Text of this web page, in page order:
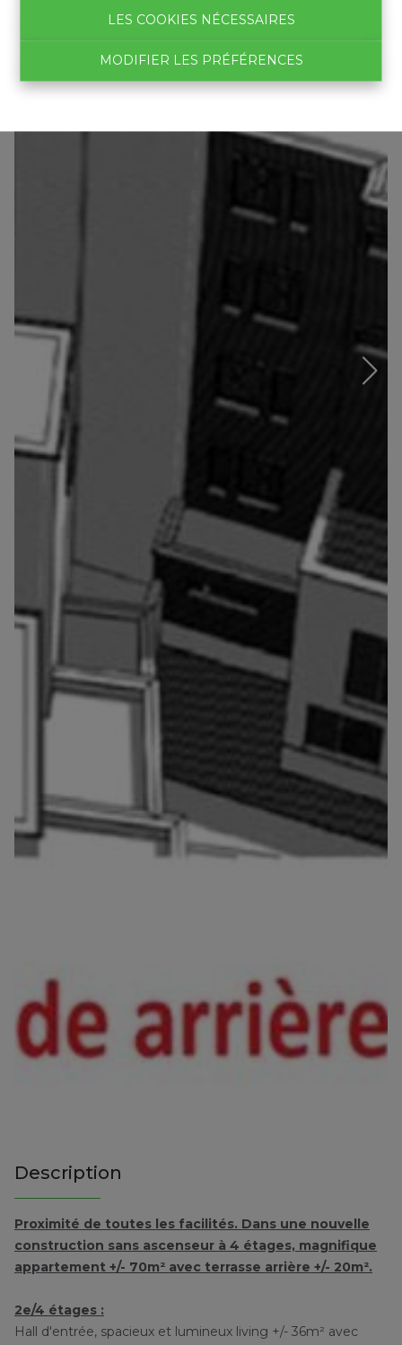
LES COOKIES NÉCESSAIRES
MODIFIER LES PRÉFÉRENCES
Description
Proximité de toutes les facilités. Dans une nouvelle
construction sans ascenseur à 4 étages, magnifique
appartement +/- 70m² avec terrasse arrière +/- 20m².
2e/4 étages :
Hall d'entrée, spacieux et lumineux living +/- 36m² avec